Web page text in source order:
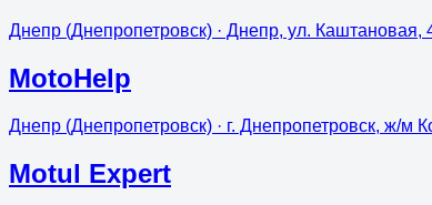
Днепр (Днепропетровск) · Днепр, ул. Каштановая,
MotoHelp
Днепр (Днепропетровск) · г. Днепропетровск, ж/
Motul Expert